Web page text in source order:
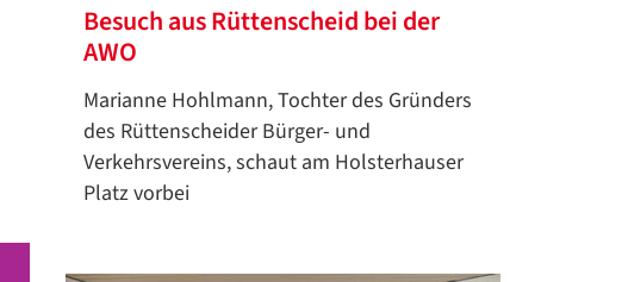
Besuch aus Rüttenscheid bei der
AWO
Marianne Hohlmann, Tochter des Gründers
des Rüttenscheider Bürger- und
Verkehrsvereins, schaut am Holsterhauser
Platz vorbei